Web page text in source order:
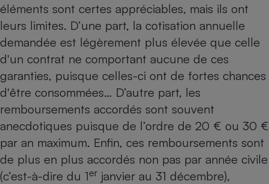
éléments sont certes appréciables, mais ils ont
leurs limites. D’une part, la cotisation annuelle
demandée est légèrement plus élevée que celle
d'un contrat ne comportant aucune de ces
garanties, puisque celles-ci ont de fortes chances
d'être consommées… D’autre part, les
remboursements accordés sont souvent
anecdotiques puisque de l’ordre de 20 € ou 30 €
par an maximum. Enfin, ces remboursements sont
de plus en plus accordés non pas par année civile
(c’est-à-dire du 1er janvier au 31 décembre),